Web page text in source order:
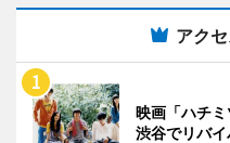
アク
映画「ハチミ
渋谷でリバ